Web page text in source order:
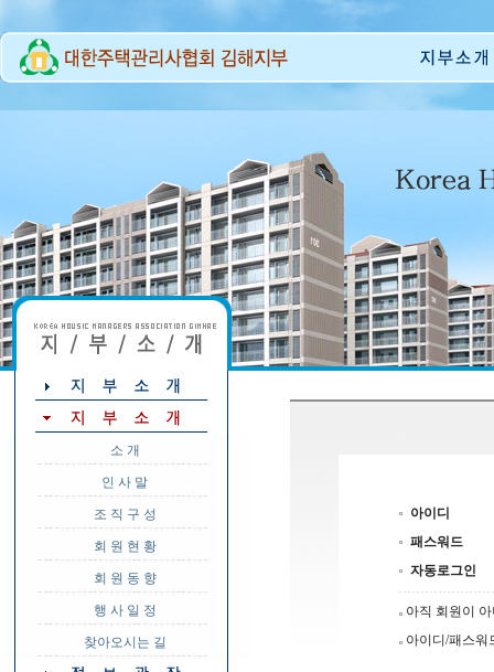
소 개
인 사 말
조 직 구 성
회 원 현 황
회 원 동 향
행 사 일 정
찾아오시는 길
아이디
패스워드
자동로그인
아직 회원이
아이디/패스